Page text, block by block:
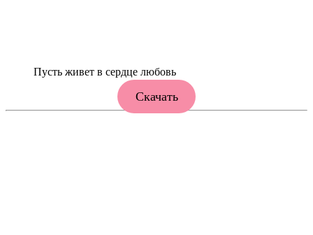
Пусть живет в сердце любовь
Скачать